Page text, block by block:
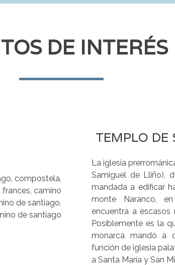
DE INTERÉS
TEMPLO DE
La iglesia
Samiguel de Lliño),
mandada a edificar
monte Naranco,
encuentra a escasos
Posiblemente es la
monarca mandó a
función de iglesia
a Santa María y San